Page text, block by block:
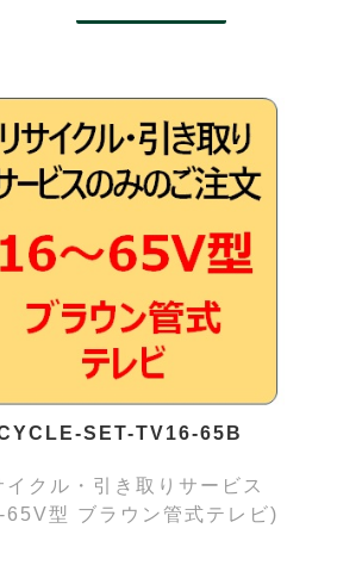
SET-TV16-65B
イクル・引き取りサービス
65V型 ブラウン管式テレビ)